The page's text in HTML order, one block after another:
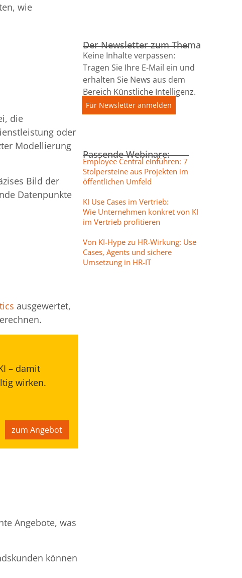
wie
die
oder
Modellierung
Bild der
Datenpunkte
ausgewertet,
– damit
wirken.
zum Angebot
Angebote, was
können
Der Newsletter zum Thema
Keine Inhalte verpassen:
Tragen Sie Ihre E-Mail ein und
erhalten Sie News aus dem
Bereich Künstliche Intelligenz.
Für Newsletter anmelden
Passende Webinare:
Employee Central einführen: 7
Stolpersteine aus Projekten im
öffentlichen Umfeld
KI Use Cases im Vertrieb:
Wie Unternehmen konkret von KI
im Vertrieb profitieren
Von KI-Hype zu HR-Wirkung: Use
Cases, Agents und sichere
Umsetzung in HR-IT